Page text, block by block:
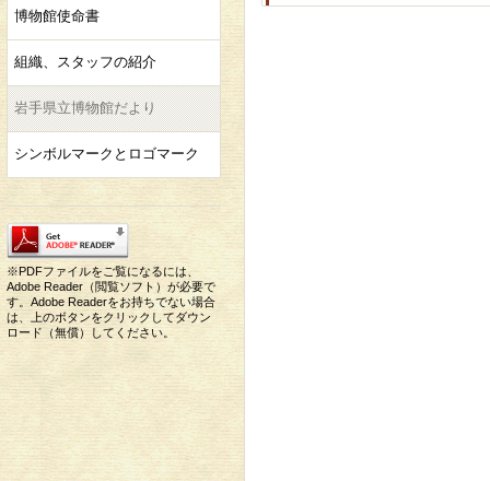
博物館使命書
組織、スタッフの紹介
岩手県立博物館だより
シンボルマークとロゴマーク
※PDFファイルをご覧になるには、
Adobe Reader（閲覧ソフト）が必要で
す。Adobe Readerをお持ちでない場合
は、上のボタンをクリックしてダウン
ロード（無償）してください。